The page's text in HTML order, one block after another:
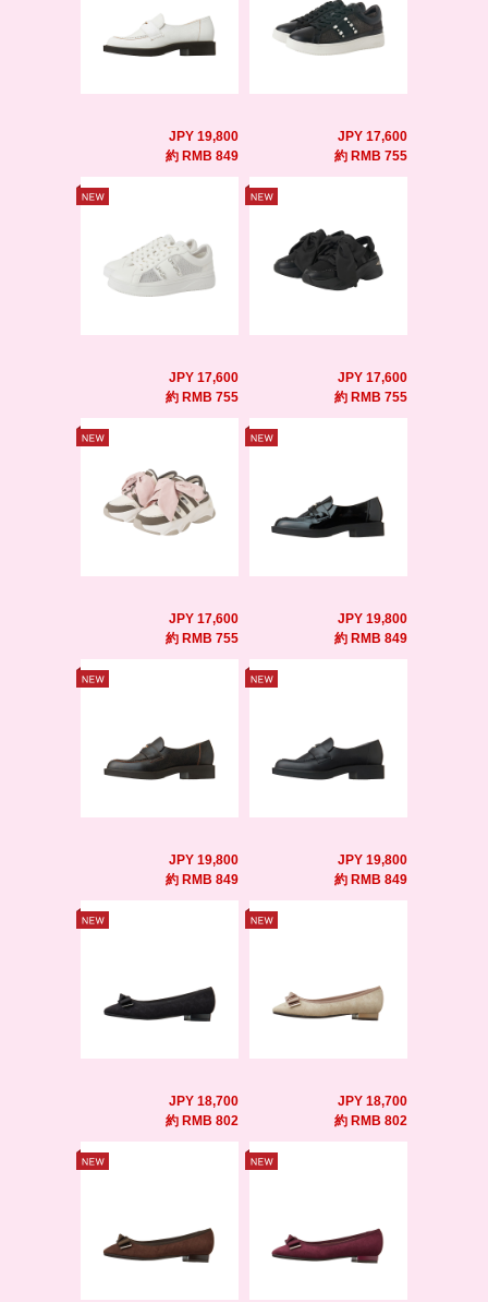
JPY 19,800
約 RMB 849
JPY 17,600
約 RMB 755
JPY 17,600
約 RMB 755
JPY 17,600
約 RMB 755
JPY 17,600
約 RMB 755
JPY 19,800
約 RMB 849
JPY 19,800
約 RMB 849
JPY 19,800
約 RMB 849
JPY 18,700
約 RMB 802
JPY 18,700
約 RMB 802